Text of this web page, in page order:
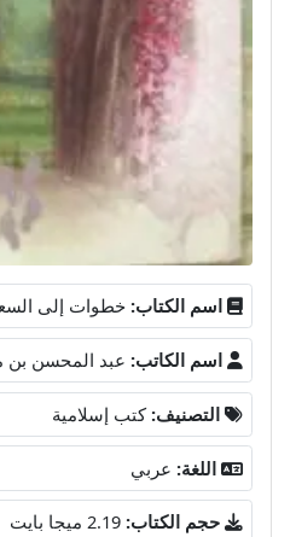
اسم الكتاب: خطوات إلى
اسم الكاتب: عبد المحسن بن
التصنيف: كتب إسلامية
اللغة: عربي
حجم الكتاب: 2.19 ميجا بايت